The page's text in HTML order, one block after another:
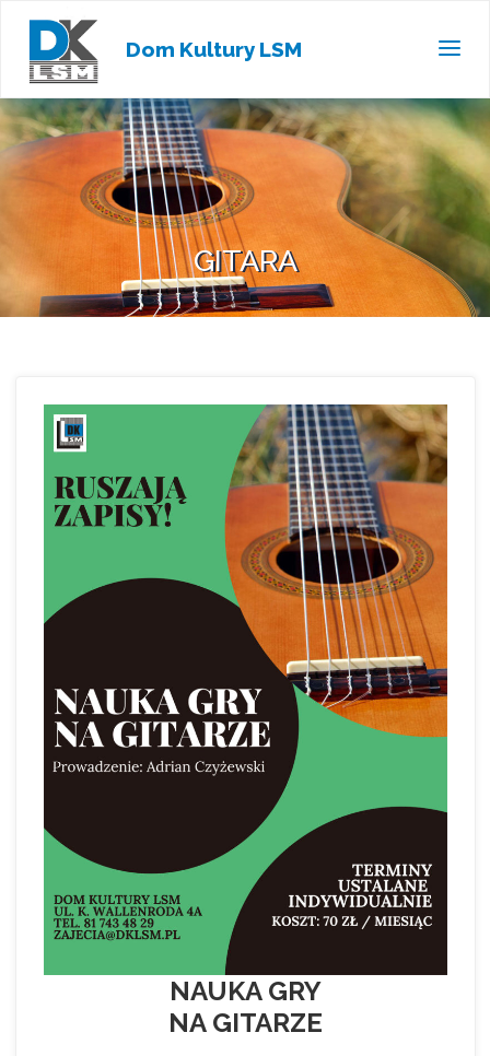
Dom Kultury LSM
GITARA
NAUKA GRY
NA GITARZE